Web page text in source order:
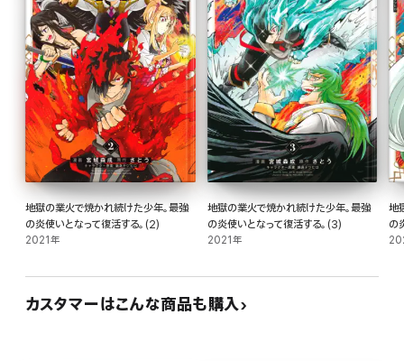
地獄の業火で焼かれ続けた少年。最強
の炎使いとなって復活する。(2)
2021年
地獄の業火で焼かれ続けた少年。最強
の炎使いとなって復活する。(3)
2021年
地
の
カスタマーはこんな商品も購入